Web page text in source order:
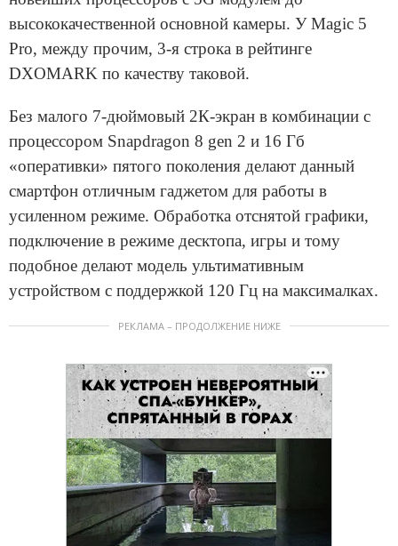
высококачественной основной камеры. У Magic 5
Pro, между прочим, 3-я строка в рейтинге
DXOMARK по качеству таковой.
Без малого 7-дюймовый 2К-экран в комбинации с
процессором Snapdragon 8 gen 2 и 16 Гб
«оперативки» пятого поколения делают данный
смартфон отличным гаджетом для работы в
усиленном режиме. Обработка отснятой графики,
подключение в режиме десктопа, игры и тому
подобное делают модель ультимативным
устройством с поддержкой 120 Гц на максималках.
РЕКЛАМА – ПРОДОЛЖЕНИЕ НИЖЕ